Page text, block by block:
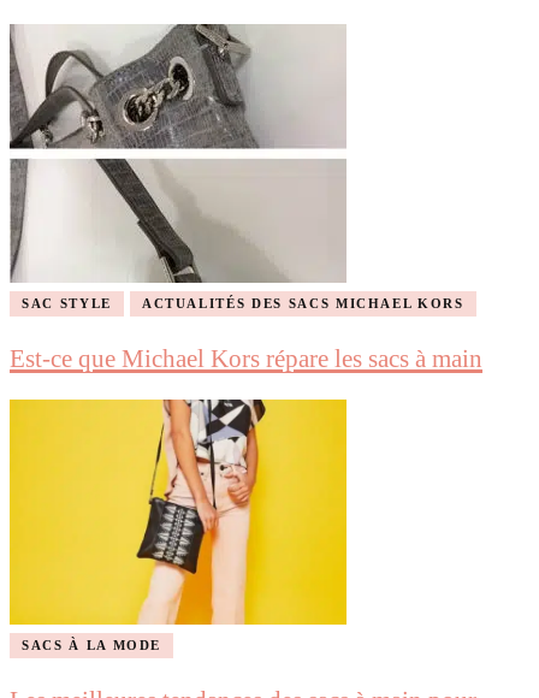
SAC STYLE ACTUALITÉS DES SACS MICHAEL KORS
Est-ce que Michael Kors répare les sacs à main
SACS À LA MODE